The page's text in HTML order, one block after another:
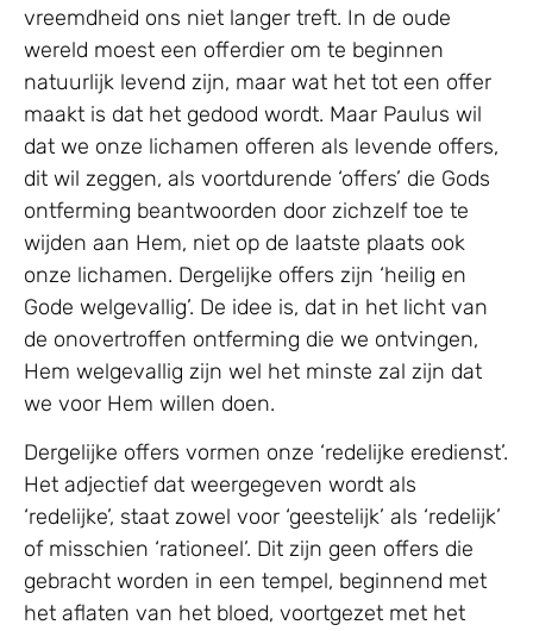
vreemdheid ons niet langer treft. In de oude
wereld moest een offerdier om te beginnen
natuurlijk levend zijn, maar wat het tot een offer
maakt is dat het gedood wordt. Maar Paulus wil
dat we onze lichamen offeren als levende offers,
dit wil zeggen, als voortdurende ‘offers’ die Gods
ontferming beantwoorden door zichzelf toe te
wijden aan Hem, niet op de laatste plaats ook
onze lichamen. Dergelijke offers zijn ‘heilig en
Gode welgevallig’. De idee is, dat in het licht van
de onovertroffen ontferming die we ontvingen,
Hem welgevallig zijn wel het minste zal zijn dat
we voor Hem willen doen.
Dergelijke offers vormen onze ‘redelijke eredienst’.
Het adjectief dat weergegeven wordt als
‘redelijke’, staat zowel voor ‘geestelijk’ als ‘redelijk’
of misschien ‘rationeel’. Dit zijn geen offers die
gebracht worden in een tempel, beginnend met
het aflaten van het bloed, voortgezet met het